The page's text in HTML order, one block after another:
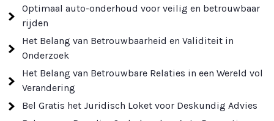
Optimaal auto-onderhoud voor veilig en betrouwbaar
rijden
Het Belang van Betrouwbaarheid en Validiteit in
Onderzoek
Het Belang van Betrouwbare Relaties in een Wereld vol
Verandering
Bel Gratis het Juridisch Loket voor Deskundig Advies